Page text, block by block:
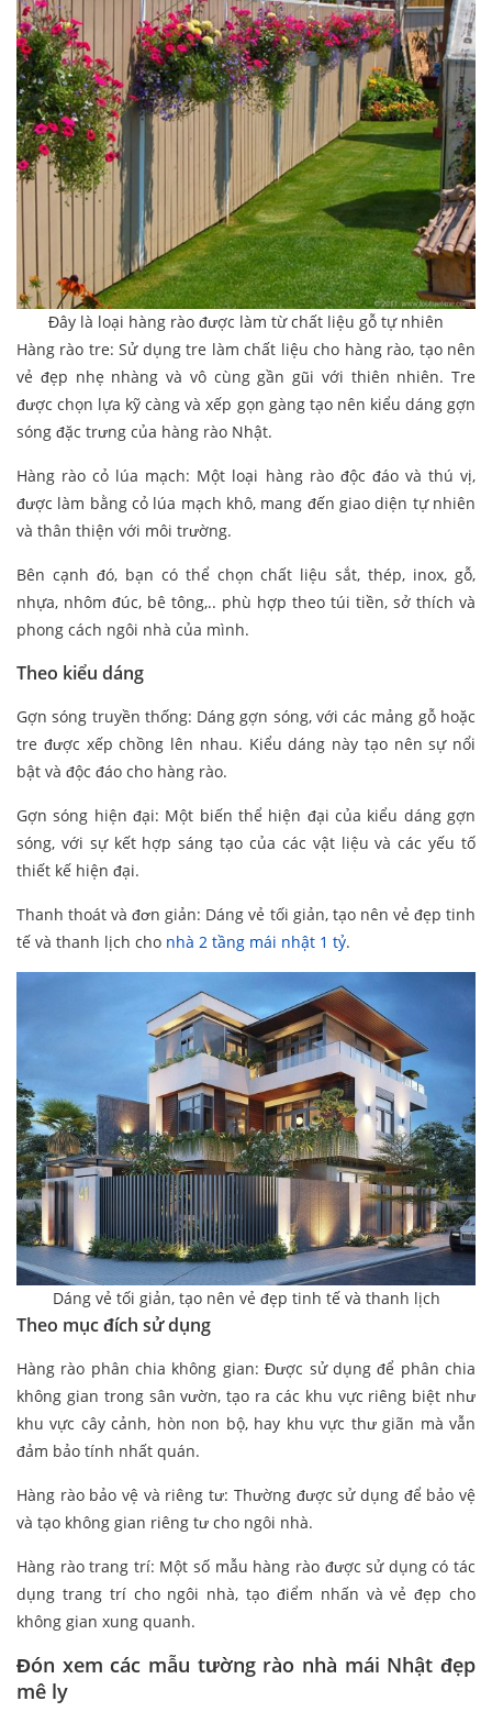
Đây là loại hàng rào được làm từ chất liệu gỗ tự nhiên
Hàng rào tre: Sử dụng tre làm chất liệu cho hàng rào, tạo nên
vẻ đẹp nhẹ nhàng và vô cùng gần gũi với thiên nhiên. Tre
được chọn lựa kỹ càng và xếp gọn gàng tạo nên kiểu dáng gợn
sóng đặc trưng của hàng rào Nhật.
Hàng rào cỏ lúa mạch: Một loại hàng rào độc đáo và thú vị,
được làm bằng cỏ lúa mạch khô, mang đến giao diện tự nhiên
và thân thiện với môi trường.
Bên cạnh đó, bạn có thể chọn chất liệu sắt, thép, inox, gỗ,
nhựa, nhôm đúc, bê tông,.. phù hợp theo túi tiền, sở thích và
phong cách ngôi nhà của mình.
Theo kiểu dáng
Gợn sóng truyền thống: Dáng gợn sóng, với các mảng gỗ hoặc
tre được xếp chồng lên nhau. Kiểu dáng này tạo nên sự nổi
bật và độc đáo cho hàng rào.
Gợn sóng hiện đại: Một biến thể hiện đại của kiểu dáng gợn
sóng, với sự kết hợp sáng tạo của các vật liệu và các yếu tố
thiết kế hiện đại.
Thanh thoát và đơn giản: Dáng vẻ tối giản, tạo nên vẻ đẹp tinh
tế và thanh lịch cho nhà 2 tầng mái nhật 1 tỷ.
Dáng vẻ tối giản, tạo nên vẻ đẹp tinh tế và thanh lịch
Theo mục đích sử dụng
Hàng rào phân chia không gian: Được sử dụng để phân chia
không gian trong sân vườn, tạo ra các khu vực riêng biệt như
khu vực cây cảnh, hòn non bộ, hay khu vực thư giãn mà vẫn
đảm bảo tính nhất quán.
Hàng rào bảo vệ và riêng tư: Thường được sử dụng để bảo vệ
và tạo không gian riêng tư cho ngôi nhà.
Hàng rào trang trí: Một số mẫu hàng rào được sử dụng có tác
dụng trang trí cho ngôi nhà, tạo điểm nhấn và vẻ đẹp cho
không gian xung quanh.
Đón xem các mẫu tường rào nhà mái Nhật đẹp
mê ly